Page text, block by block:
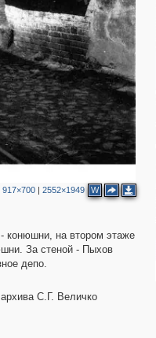
917×700| 2552×1949 W
конюшни, на втором этаже
За стеной - Пыхов
депо.
С.Г. Величко